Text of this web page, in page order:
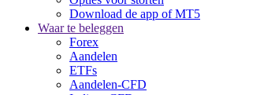
Download de app of MT5
Waar te beleggen
Forex
Aandelen
ETFs
Aandelen-CFD